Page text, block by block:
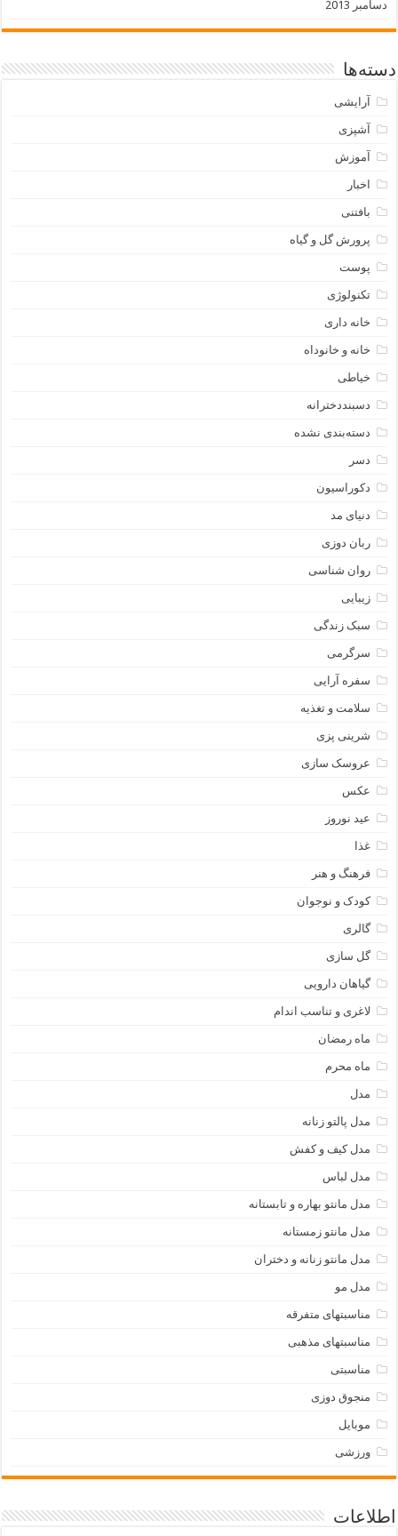
دسامبر 2013
دسته‌ها
آرایشی
آشپزی
آموزش
اخبار
بافتنی
پرورش گل و گیاه
پوست
تکنولوژی
خانه داری
خانه و خانوداه
خیاطی
دسبنددخترانه
دسته‌بندی نشده
دسر
دکوراسیون
دنیای مد
ربان دوزی
روان شناسی
زیبایی
سبک زندگی
سرگرمی
سفره آرایی
سلامت و تغذیه
شرینی پزی
عروسک سازی
عکس
عید نوروز
غذا
فرهنگ و هنر
کودک و نوجوان
گالری
گل سازی
گیاهان دارویی
لاغری و تناسب اندام
ماه رمضان
ماه محرم
مدل
مدل پالتو زنانه
مدل کیف و کفش
مدل لباس
مدل مانتو بهاره و تابستانه
مدل مانتو زمستانه
مدل مانتو زنانه و دختران
مدل مو
مناسبتهای متفرقه
مناسبتهای مذهبی
مناسبتی
منجوق دوزی
موبایل
ورزشی
اطلاعات